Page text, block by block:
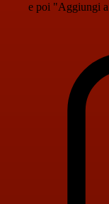
e poi "Aggiungi